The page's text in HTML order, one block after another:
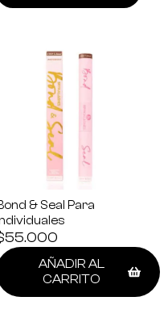
& Seal Para
55.000
AÑADIR AL
CARRITO